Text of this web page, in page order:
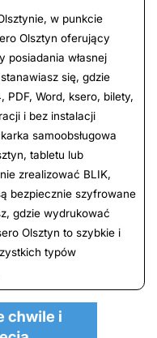
w punkcie
Olsztyn oferujący
własnej
się, gdzie
Word, ksero, bilety,
i bez instalacji
samoobsługowa
tabletu lub
zrealizować BLIK,
bezpiecznie szyfrowane
gdzie wydrukować
Olsztyn to szybkie i
typów